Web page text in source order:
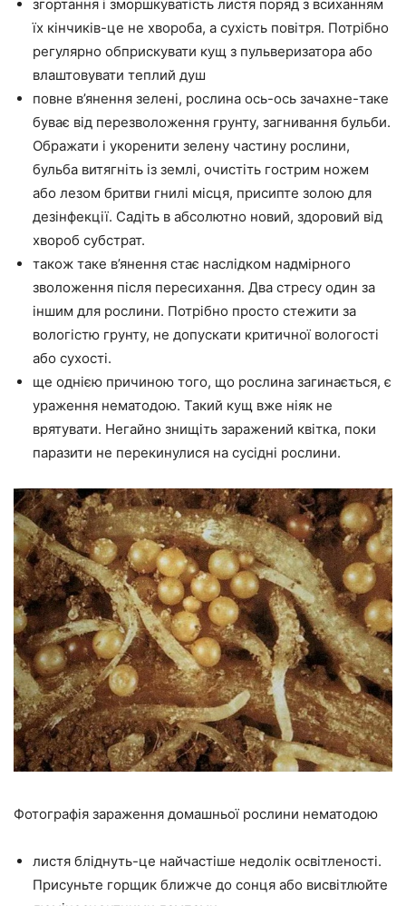
згортання і зморшкуватість листя поряд з всиханням
їх кінчиків-це не хвороба, а сухість повітря. Потрібно
регулярно обприскувати кущ з пульверизатора або
влаштовувати теплий душ
повне в’янення зелені, рослина ось-ось зачахне-таке
буває від перезволоження грунту, загнивання бульби.
Ображати і укоренити зелену частину рослини,
бульба витягніть із землі, очистіть гострим ножем
або лезом бритви гнилі місця, присипте золою для
дезінфекції. Садіть в абсолютно новий, здоровий від
хвороб субстрат.
також таке в’янення стає наслідком надмірного
зволоження після пересихання. Два стресу один за
іншим для рослини. Потрібно просто стежити за
вологістю грунту, не допускати критичної вологості
або сухості.
ще однією причиною того, що рослина загинається, є
ураження нематодою. Такий кущ вже ніяк не
врятувати. Негайно знищіть заражений квітка, поки
паразити не перекинулися на сусідні рослини.
Фотографія зараження домашньої рослини нематодою
листя бліднуть-це найчастіше недолік освітленості.
Присуньте горщик ближче до сонця або висвітлюйте